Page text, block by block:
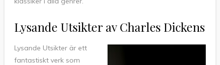
Lysande Utsikter av Charles Dickens
Lysande Utsikter är ett
fantastiskt verk som